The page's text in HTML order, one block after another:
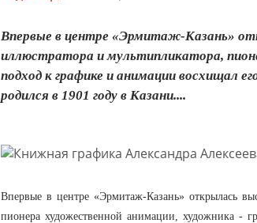
Впервые в центре «Эрмитаж-Казань»
иллюстратора и мультипликатора,
подход к графике и анимации восхищал
родился в 1901 году в Казани....
Впервые в центре «Эрмитаж-Казань» открылась
пионера художественной анимации, художника -